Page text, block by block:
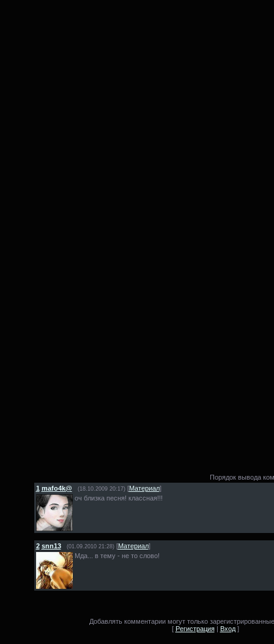
Порядок вывода
1 mafo4k@ (18.10.2009 20:17)[Материал]
оч близка песня! классная!!!
2 snn13 (01.09.2010 21:28)[Материал]
Мда... в тему - не то слово!
Добавлять комментарии могут только
[ Регистрация| Вход]